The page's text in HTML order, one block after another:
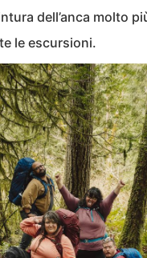
dell’anca molto
le escursioni.